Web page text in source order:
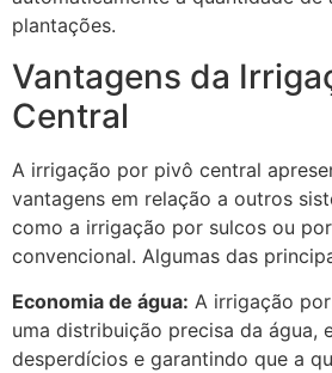
plantações.
Vantagens da
Central
A irrigação por pivô central
vantagens em relação a outros
como a irrigação por sulcos ou
convencional. Algumas das
Economia de água: A irrigação
uma distribuição precisa da água,
desperdícios e garantindo que a